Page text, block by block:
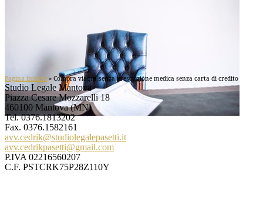
Pagina iniziale » Compra viagra senza prescrizione medica senza carta di credito
Studio Legale Mantova
Piazza Cesare Mozzarelli 18
460100 Mantova (MN)
Tel.0376.1813202
Fax. 0376.1582161
avv.cedrik@studiolegalepasetti.it
avv.cedrikpasetti@gmail.com
P.IVA 02216560207
C.F. PSTCRK75P28Z110Y